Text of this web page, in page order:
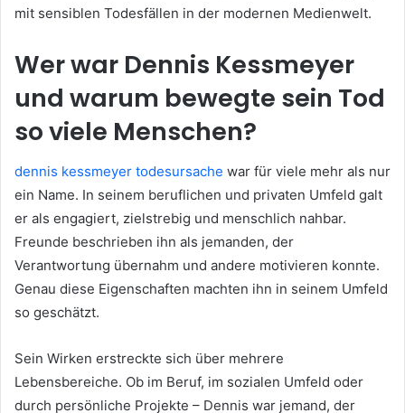
mit sensiblen Todesfällen in der modernen Medienwelt.
Wer war Dennis Kessmeyer
und warum bewegte sein Tod
so viele Menschen?
dennis kessmeyer todesursache war für viele mehr als nur
ein Name. In seinem beruflichen und privaten Umfeld galt
er als engagiert, zielstrebig und menschlich nahbar.
Freunde beschrieben ihn als jemanden, der
Verantwortung übernahm und andere motivieren konnte.
Genau diese Eigenschaften machten ihn in seinem Umfeld
so geschätzt.
Sein Wirken erstreckte sich über mehrere
Lebensbereiche. Ob im Beruf, im sozialen Umfeld oder
durch persönliche Projekte – Dennis war jemand, der